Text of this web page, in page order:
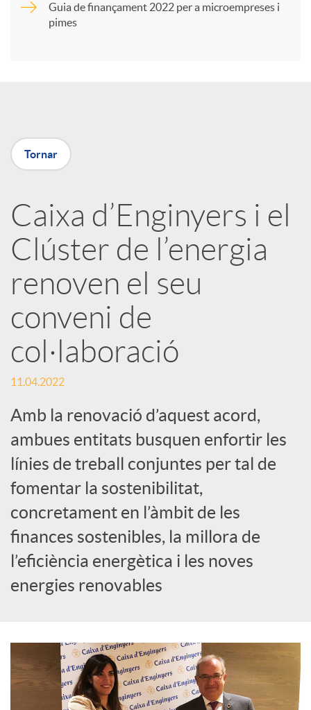
X
a
r
x
e
s
S
o
c
i
l
Guia de finançament 2022 per a microempreses i
pimes
Tornar
Caixa d’Enginyers i el
Clúster de l’energia
renoven el seu
conveni de
col·laboració
11.04.2022
Amb la renovació d’aquest acord,
ambues entitats busquen enfortir les
línies de treball conjuntes per tal de
fomentar la sostenibilitat,
concretament en l’àmbit de les
finances sostenibles, la millora de
l’eficiència energètica i les noves
energies renovables